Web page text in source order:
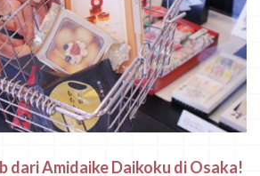
dari Amidaike Daikoku di Osaka!